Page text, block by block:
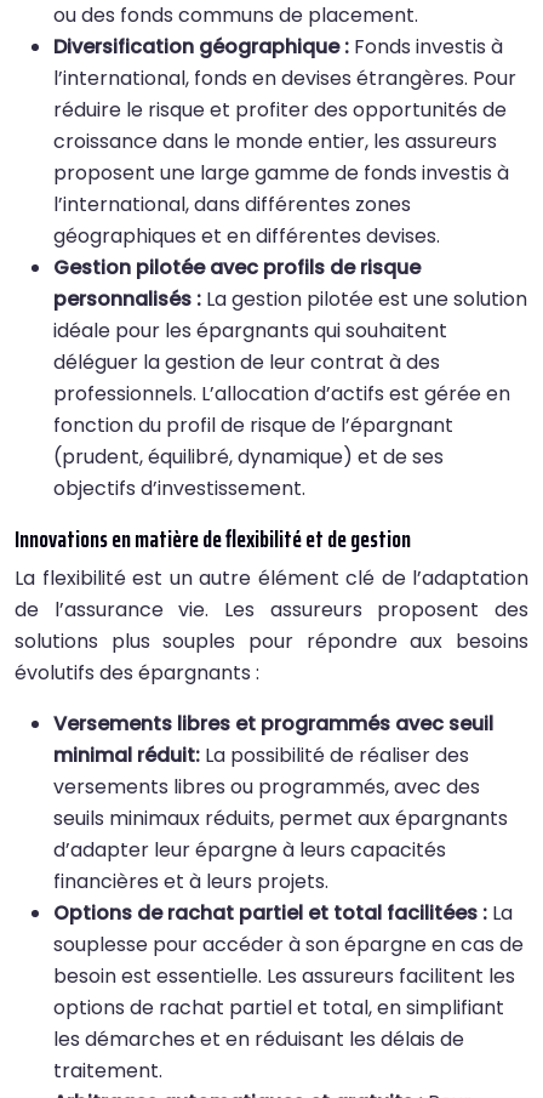
ou des fonds communs de placement.
Diversification géographique : Fonds investis à
l’international, fonds en devises étrangères. Pour
réduire le risque et profiter des opportunités de
croissance dans le monde entier, les assureurs
proposent une large gamme de fonds investis à
l’international, dans différentes zones
géographiques et en différentes devises.
Gestion pilotée avec profils de risque
personnalisés : La gestion pilotée est une solution
idéale pour les épargnants qui souhaitent
déléguer la gestion de leur contrat à des
professionnels. L’allocation d’actifs est gérée en
fonction du profil de risque de l’épargnant
(prudent, équilibré, dynamique) et de ses
objectifs d’investissement.
Innovations en matière de flexibilité et de gestion
La flexibilité est un autre élément clé de l’adaptation
de l’assurance vie. Les assureurs proposent des
solutions plus souples pour répondre aux besoins
évolutifs des épargnants :
Versements libres et programmés avec seuil
minimal réduit: La possibilité de réaliser des
versements libres ou programmés, avec des
seuils minimaux réduits, permet aux épargnants
d’adapter leur épargne à leurs capacités
financières et à leurs projets.
Options de rachat partiel et total facilitées : La
souplesse pour accéder à son épargne en cas de
besoin est essentielle. Les assureurs facilitent les
options de rachat partiel et total, en simplifiant
les démarches et en réduisant les délais de
traitement.